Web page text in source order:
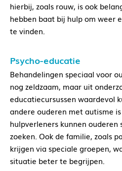
hierbij, zoals rouw, is ook
hebben baat bij hulp om weer
te vinden.
Psycho-educatie
Behandelingen speciaal voor
nog zeldzaam, maar uit
educatiecursussen waardevol
andere ouderen met autisme
hulpverleners kunnen
zoeken. Ook de familie, zoals
krijgen via speciale groepen,
situatie beter te begrijpen.